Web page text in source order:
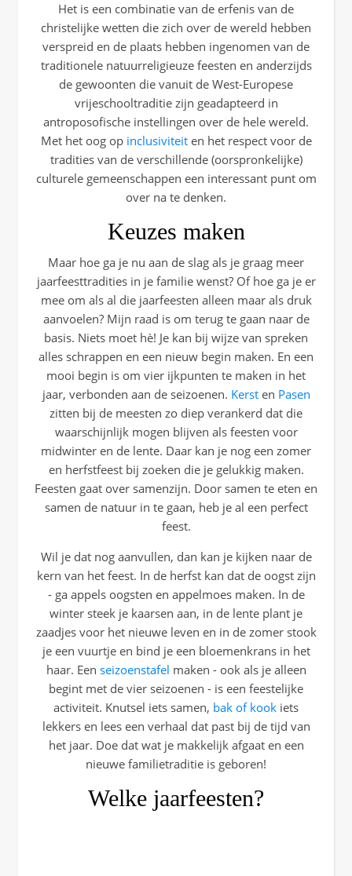
Het is een combinatie van de erfenis van de
christelijke wetten die zich over de wereld hebben
verspreid en de plaats hebben ingenomen van de
traditionele natuurreligieuze feesten en anderzijds
de gewoonten die vanuit de West-Europese
vrijeschooltraditie zijn geadapteerd in
antroposofische instellingen over de hele wereld.
Met het oog op inclusiviteiten het respect voor de
tradities van de verschillende (oorspronkelijke)
culturele gemeenschappen een interessant punt om
over na te denken.
Keuzes maken
Maar hoe ga je nu aan de slag als je graag meer
jaarfeesttradities in je familie wenst? Of hoe ga je er
mee om als al die jaarfeesten alleen maar als druk
aanvoelen? Mijn raad is om terug te gaan naar de
basis. Niets moet hè! Je kan bij wijze van spreken
alles schrappen en een nieuw begin maken. En een
mooi begin is om vier ijkpunten te maken in het
jaar, verbonden aan de seizoenen. Kersten Pasen
zitten bij de meesten zo diep verankerd dat die
waarschijnlijk mogen blijven als feesten voor
midwinter en de lente. Daar kan je nog een zomer
en herfstfeest bij zoeken die je gelukkig maken.
Feesten gaat over samenzijn. Door samen te eten en
samen de natuur in te gaan, heb je al een perfect
feest.
Wil je dat nog aanvullen, dan kan je kijken naar de
kern van het feest. In de herfst kan dat de oogst zijn
- ga appels oogsten en appelmoes maken. In de
winter steek je kaarsen aan, in de lente plant je
zaadjes voor het nieuwe leven en in de zomer stook
je een vuurtje en bind je een bloemenkrans in het
haar. Een seizoenstafel maken - ook als je alleen
begint met de vier seizoenen - is een feestelijke
activiteit. Knutsel iets samen, bak of kook iets
lekkers en lees een verhaal dat past bij de tijd van
het jaar. Doe dat wat je makkelijk afgaat en een
nieuwe familietraditie is geboren!
Welke jaarfeesten?